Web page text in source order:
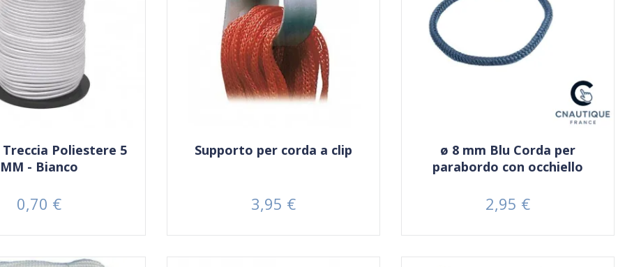
Treccia Poliestere 5
MM - Bianco
Prezzo
0,70 €
Supporto per corda a clip
Prezzo
3,95 €
ø 8 mm Blu Corda per
parabordo con occhiello
Prezzo
2,95 €